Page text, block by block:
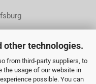
other technologies.
from third-party suppliers, to
the usage of our website in
possible. You can